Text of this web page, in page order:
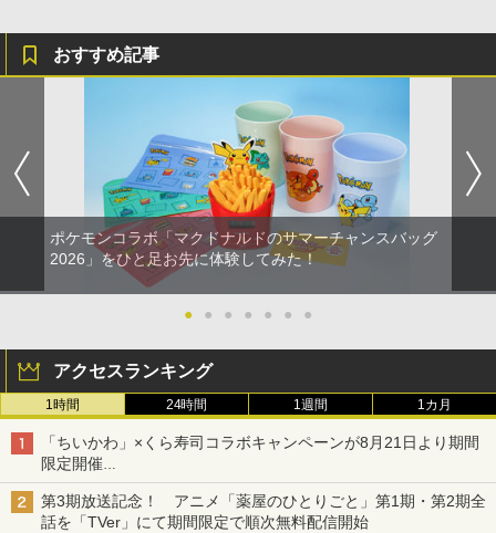
おすすめ記事
ポケモンコラボ「マクドナルドのサマーチャンスバッグ
2026」をひと足お先に体験してみた！
● ● ● ● ● ● ●
アクセスランキング
1時間 24時間 1週間 1カ月
「ちいかわ」×くら寿司コラボキャンペーンが8月21日より期間
限定開催
オリジナルの湯呑みや寿司皿が景品に登場！
第3期放送記念！ アニメ「薬屋のひとりごと」第1期・第2期全
話を「TVer」にて期間限定で順次無料配信開始